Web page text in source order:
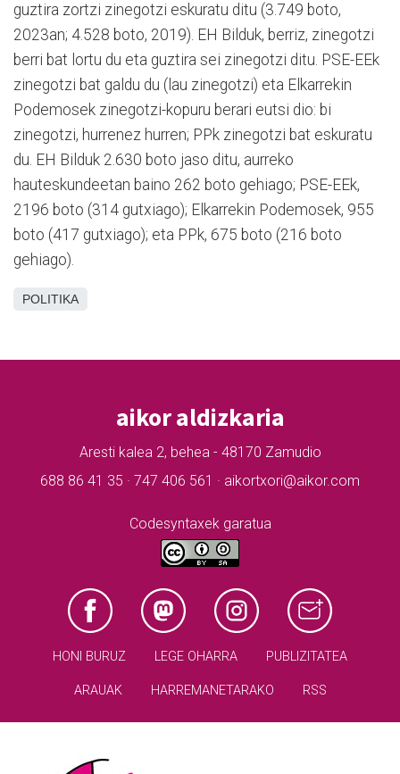
guztira zortzi zinegotzi eskuratu ditu (3.749 boto,
2023an; 4.528 boto, 2019). EH Bilduk, berriz, zinegotzi
berri bat lortu du eta guztira sei zinegotzi ditu. PSE-EEk
zinegotzi bat galdu du (lau zinegotzi) eta Elkarrekin
Podemosek zinegotzi-kopuru berari eutsi dio: bi
zinegotzi, hurrenez hurren; PPk zinegotzi bat eskuratu
du. EH Bilduk 2.630 boto jaso ditu, aurreko
hauteskundeetan baino 262 boto gehiago; PSE-EEk,
2196 boto (314 gutxiago); Elkarrekin Podemosek, 955
boto (417 gutxiago); eta PPk, 675 boto (216 boto
gehiago).
POLITIKA
aikor aldizkaria
Aresti kalea 2, behea - 48170 Zamudio
688 86 41 35 · 747 406 561 · aikortxori@aikor.com
Codesyntaxek garatua
HONI BURUZ LEGE OHARRA PUBLIZITATEA
ARAUAK HARREMANETARAKO RSS